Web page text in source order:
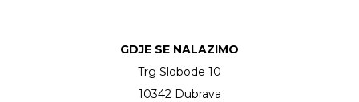
GDJE SE NALAZIMO
Trg Slobode 10
10342 Dubrava